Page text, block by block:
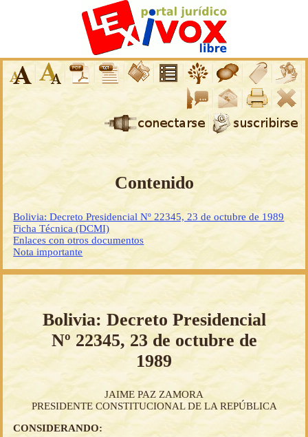
Contenido
Bolivia: Decreto Presidencial Nº 22345, 23 de octubre de 1989
Ficha Técnica (DCMI)
Enlaces con otros documentos
Nota importante
Bolivia: Decreto Presidencial
Nº 22345, 23 de octubre de
1989
JAIME PAZ ZAMORA
PRESIDENTE CONSTITUCIONAL DE LA REPÚBLICA
CONSIDERANDO: